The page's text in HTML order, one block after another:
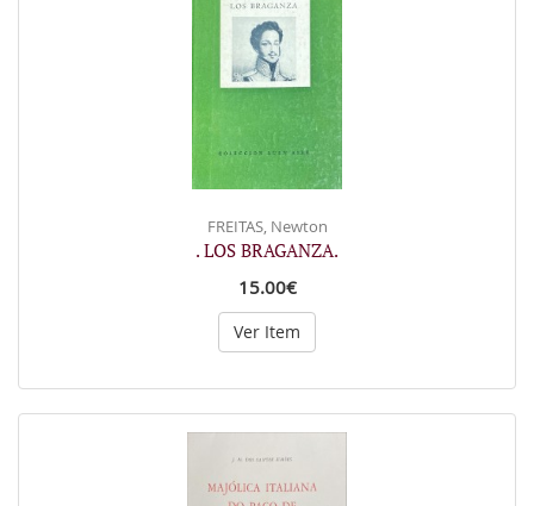
FREITAS, Newton
. LOS BRAGANZA.
15.00€
Ver Item